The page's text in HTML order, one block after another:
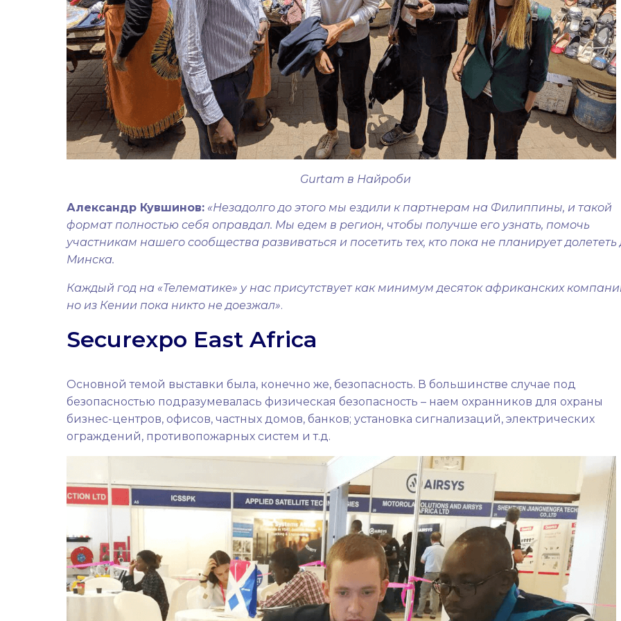
Gurtam в Найроби
Александр Кувшинов: «Незадолго до этого мы ездили к партнерам на Филиппины, и такой
формат полностью себя оправдал. Мы едем в регион, чтобы получше его узнать, помочь
участникам нашего сообщества развиваться и посетить тех, кто пока не планирует долететь
Минска.
Каждый год на «Телематике» у нас присутствует как минимум десяток африканских
но из Кении пока никто не доезжал».
Securexpo East Africa
Основной темой выставки была, конечно же, безопасность. В большинстве случае под
безопасностью подразумевалась физическая безопасность – наем охранников для охраны
бизнес-центров, офисов, частных домов, банков; установка сигнализаций, электрических
ограждений, противопожарных систем и т.д.